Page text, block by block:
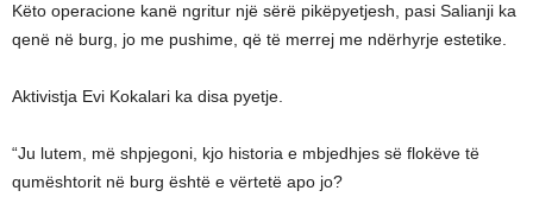
Këto operacione kanë ngritur një sërë pikëpyetjesh, pasi Salianji ka
qenë në burg, jo me pushime, që të merrej me ndërhyrje estetike.
Aktivistja Evi Kokalari ka disa pyetje.
“Ju lutem, më shpjegoni, kjo historia e mbjedhjes së flokëve të
qumështorit në burg është e vërtetë apo jo?